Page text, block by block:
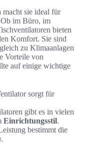
sie ideal für
Ob im Büro, im
bieten
Komfort. Sie sind
zu Klimaanlagen
Vorteile von
auf einige wichtige
sorgt für
gibt es in vielen
Einrichtungsstil.
bestimmt die
.